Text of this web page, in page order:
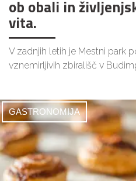
ob obali in
vita.
V zadnjih letih je Mestni park
vznemirljivih zbirališč v
GASTRONOMIJA